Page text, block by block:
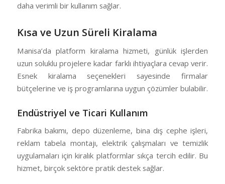
daha verimli bir kullanım sağlar.
Kısa ve Uzun Süreli Kiralama
Manisa’da platform kiralama hizmeti, günlük işlerden
uzun soluklu projelere kadar farklı ihtiyaçlara cevap verir.
Esnek kiralama seçenekleri sayesinde firmalar
bütçelerine ve iş programlarına uygun çözümler bulabilir.
Endüstriyel ve Ticari Kullanım
Fabrika bakımı, depo düzenleme, bina dış cephe işleri,
reklam tabela montajı, elektrik çalışmaları ve temizlik
uygulamaları için kiralık platformlar sıkça tercih edilir. Bu
hizmet, birçok sektöre pratik destek sağlar.